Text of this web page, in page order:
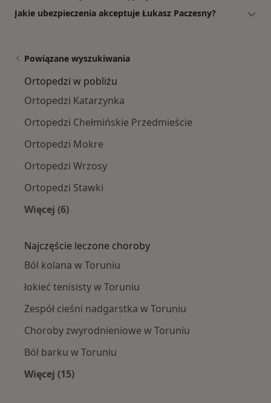
Jakie ubezpieczenia akceptuje Łukasz Paczesny?
Powiązane wyszukiwania
Ortopedzi w pobliżu
Ortopedzi Katarzynka
Ortopedzi Chełmińskie Przedmieście
Ortopedzi Mokre
Ortopedzi Wrzosy
Ortopedzi Stawki
Więcej (6)
Najczęście leczone choroby
Ból kolana w Toruniu
łokieć tenisisty w Toruniu
Zespół cieśni nadgarstka w Toruniu
Choroby zwyrodnieniowe w Toruniu
Ból barku w Toruniu
Więcej (15)